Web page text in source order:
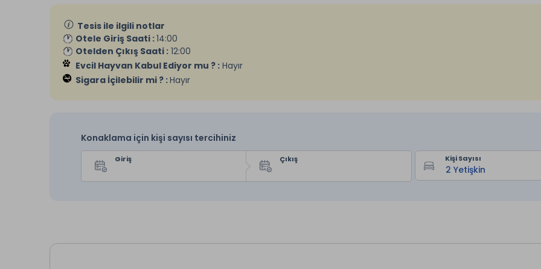
Tesis ile ilgili notlar
Otele Giriş Saati :14:00
Otelden Çıkış Saati : 12:00
Evcil Hayvan Kabul Ediyor mu ? : Hayır
Sigara İçilebilir mi ? :Hayır
Konaklama için kişi sayısı tercihiniz
Giriş Çıkış Kişi Sayısı